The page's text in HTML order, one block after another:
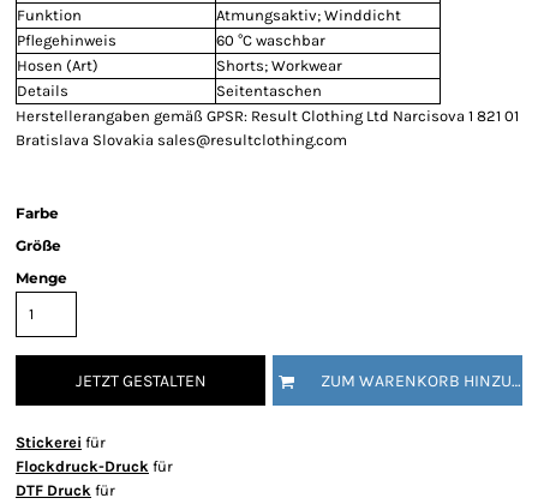
Funktion
Atmungsaktiv; Winddicht
Pflegehinweis
60 °C waschbar
Hosen (Art)
Shorts; Workwear
Details
Seitentaschen
Herstellerangaben gemäß GPSR: Result Clothing Ltd Narcisova 1 821 01
Bratislava Slovakia sales@resultclothing.com
Farbe
Größe
Menge
JETZT GESTALTEN ZUM WARENKORB HINZUFÜGEN
Stickerei für
Flockdruck-Druck für
DTF Druck für